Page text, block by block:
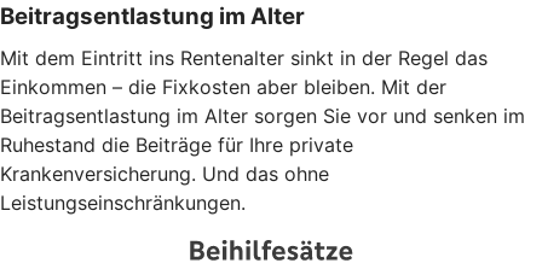
Beitragsentlastung im Alter
Mit dem Eintritt ins Rentenalter sinkt in der Regel das
Einkommen – die Fixkosten aber bleiben. Mit der
Beitragsentlastung im Alter sorgen Sie vor und senken im
Ruhestand die Beiträge für Ihre private
Krankenversicherung. Und das ohne
Leistungseinschränkungen.